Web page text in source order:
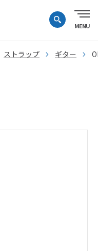
ストラップ ギター